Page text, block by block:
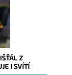
Z
I SVÍTÍ